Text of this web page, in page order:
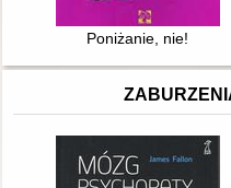
Poniżanie, nie!